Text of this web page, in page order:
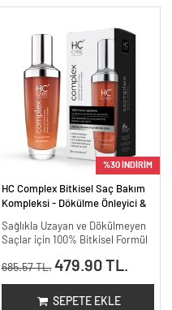
%30 İNDİRİM
HC Complex Bitkisel Saç Bakım
Kompleksi - Dökülme Önleyici &
100 ml
Sağlıkla Uzayan ve Dökülmeyen
Saçlar için 100% Bitkisel Formül
685.57 TL. 479.90 TL.
SEPETE EKLE